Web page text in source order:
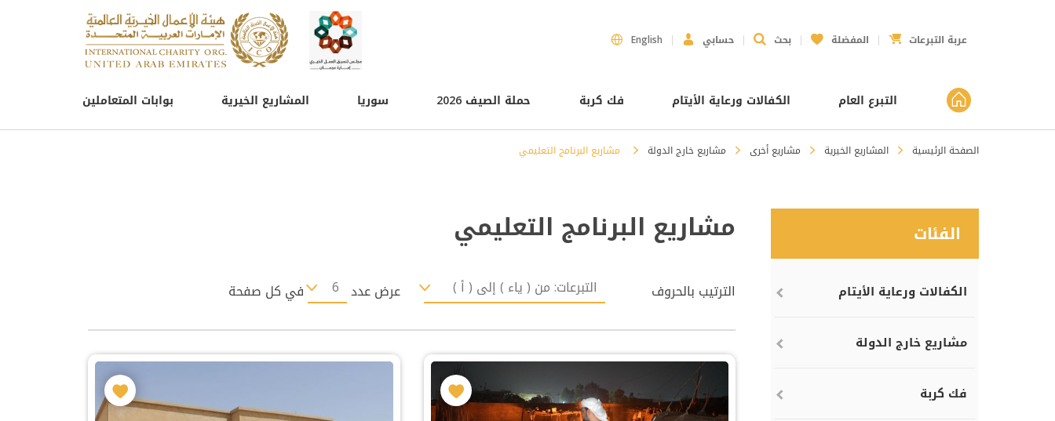
English حسابي بحث المفضلة عربة التبرعات
التبرع العام الكفالات ورعاية الأيتام فك كربة حملة الصيف 2026 سوريا المشاريع الخيرية
الصفحة الرئيسية المشاريع الخيرية مشاريع أخرى مشاريع خارج الدولة مشاريع البرنامج التعليمي
الفئات
الكفالات ورعاية الأيتام
مشاريع خارج الدولة
فك كربة
مشاريع البرنامج التعليمي
الترتيب بالحروف عرض عدد في كل صفحة